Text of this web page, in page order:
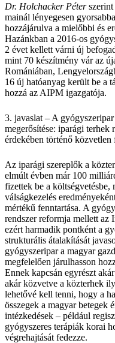
Dr. Holchacker Péterszerint
mainál lényegesen
hozzájárulva a mielőbbi és
Hazánkban a 2016-os
2 évet kellett várni új
mint 70 készítmény vár az
Romániában,
16 új hatóanyag került be a
hozzá az AIPM igazgatója.
3. javaslat – A
megerősítése: iparági terhek
érdekében történő közvetlen
Az iparági szereplők a
elmúlt évben már 100
fizettek be a költségvetésbe,
válságkezelés
mértékű fenntartása. A
rendszer reformja mellett az
ezért harmadik pontként a
strukturális átalakítását
gyógyszeripar a magyar
megfelelően járulhasson
Ennek kapcsán egyrészt
akár közvetve a közterhek
lehetővé kell tenni, hogy a
összegek a magyar betegek
intézkedések – például
gyógyszeres terápiák korai
végrehajtását fedezze.